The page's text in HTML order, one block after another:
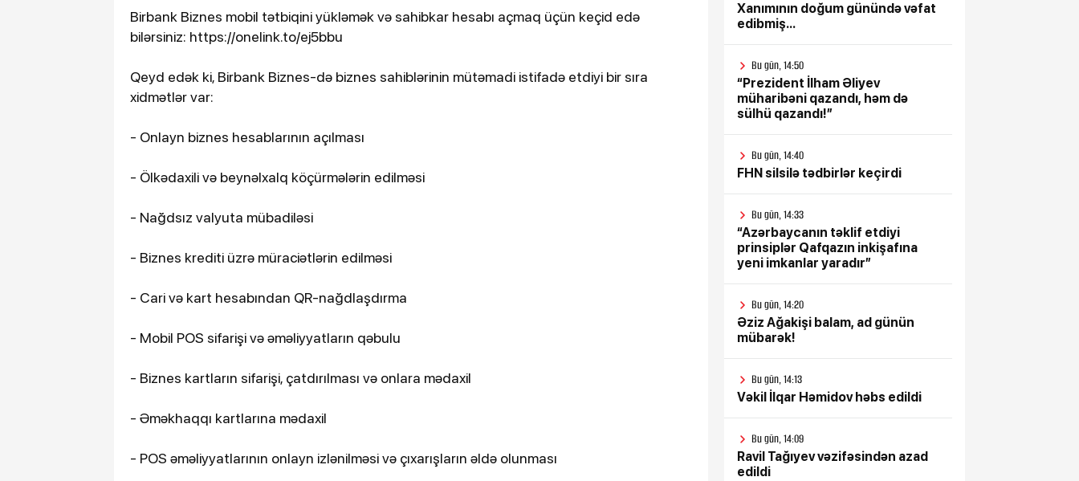
Birbank Biznes mobil tətbiqini yükləmək və sahibkar hesabı açmaq üçün keçid edə
bilərsiniz: https://onelink.to/ej5bbu
Qeyd edək ki, Birbank Biznes-də biznes sahiblərinin mütəmadi istifadə etdiyi bir sıra
xidmətlər var:
- Onlayn biznes hesablarının açılması
- Ölkədaxili və beynəlxalq köçürmələrin edilməsi
- Nağdsız valyuta mübadiləsi
- Biznes krediti üzrə müraciətlərin edilməsi
- Cari və kart hesabından QR-nağdlaşdırma
- Mobil POS sifarişi və əməliyyatların qəbulu
- Biznes kartların sifarişi, çatdırılması və onlara mədaxil
- Əməkhaqqı kartlarına mədaxil
- POS əməliyyatlarının onlayn izlənilməsi və çıxarışların əldə olunması
Xanımının doğum günündə vəfat
edibmiş...
Bu gün, 14:50
“Prezident İlham Əliyev
müharibəni qazandı, həm də
sülhü qazandı!”
Bu gün, 14:40
FHN silsilə tədbirlər keçirdi
Bu gün, 14:33
“Azərbaycanın təklif etdiyi
prinsiplər Qafqazın inkişafına
yeni imkanlar yaradır”
Bu gün, 14:20
Əziz Ağakişi balam, ad günün
mübarək!
Bu gün, 14:13
Vəkil İlqar Həmidov həbs edildi
Bu gün, 14:09
Ravil Tağıyev vəzifəsindən azad
edildi